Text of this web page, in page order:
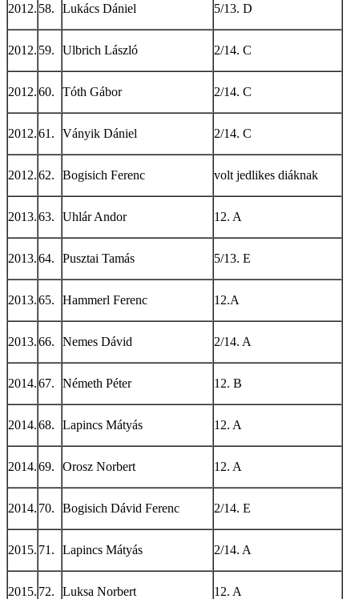
2012. 58. Lukács Dániel 5/13. D
2012. 59. Ulbrich László 2/14. C
2012.60. Tóth Gábor 2/14. C
2012.61. Ványik Dániel 2/14. C
2012.62. Bogisich Ferenc volt jedlikes diáknak
2013.63. Uhlár Andor 12. A
2013.64. Pusztai Tamás 5/13. E
2013.65. Hammerl Ferenc 12.A
2013.66. Nemes Dávid 2/14. A
2014.67. Németh Péter 12. B
2014.68. Lapincs Mátyás 12. A
2014.69. Orosz Norbert 12. A
2014. 70. Bogisich Dávid Ferenc 2/14. E
2015. 71. Lapincs Mátyás 2/14. A
2015. 72. Luksa Norbert 12. A